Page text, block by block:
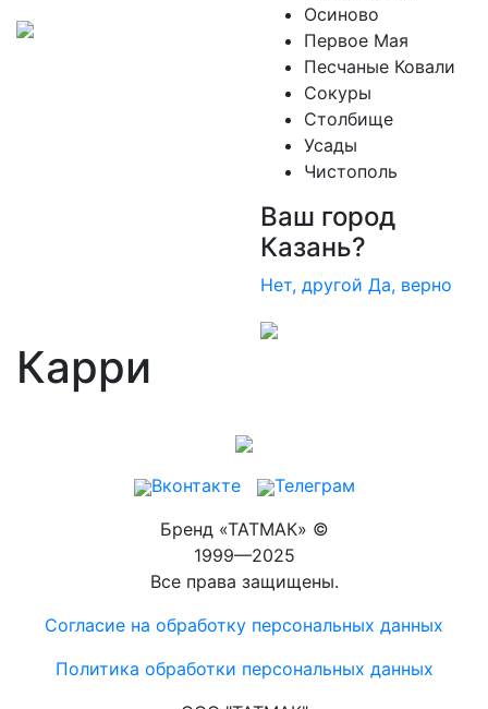
Осиново
Первое Мая
Песчаные Ковали
Сокуры
Столбище
Усады
Чистополь
Ваш город
Казань?
Нет, другой Да, верно
Карри
Вконтакте
Телеграм
Бренд «ТАТМАК» ©
1999—2025
Все права защищены.
Согласие на обработку персональных данных
Политика обработки персональных данных